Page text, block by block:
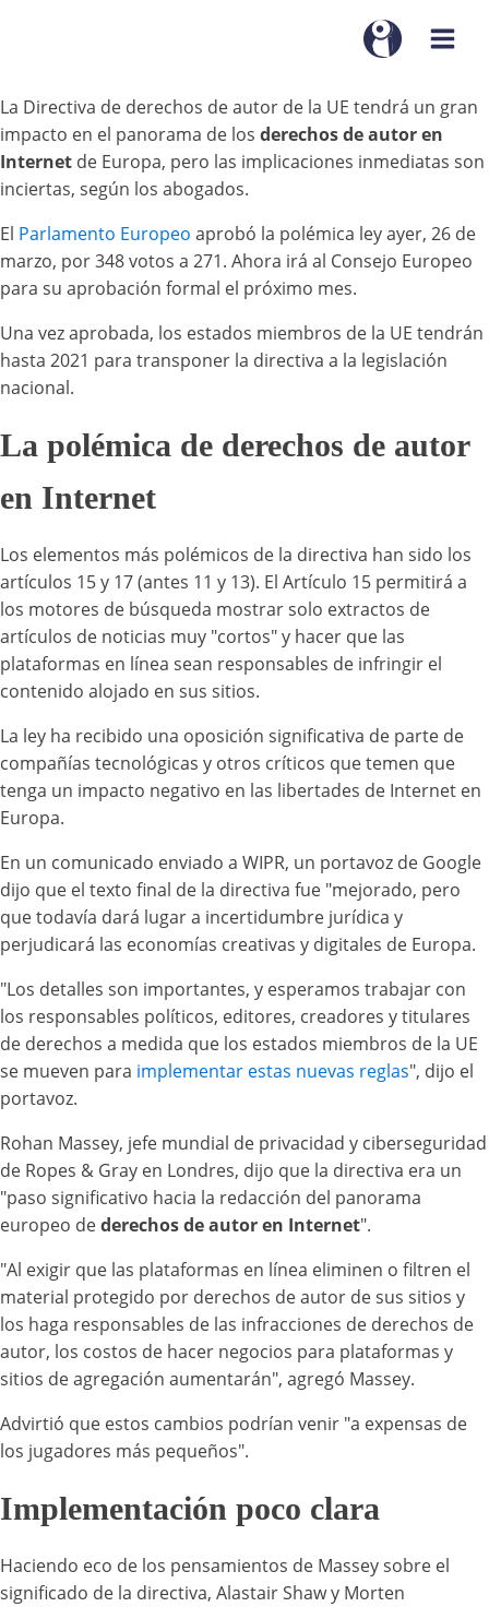
La Directiva de derechos de autor de la UE tendrá un gran
impacto en el panorama de los derechos de autor en
Internet de Europa, pero las implicaciones inmediatas son
inciertas, según los abogados.
El Parlamento Europeo aprobó la polémica ley ayer, 26 de
marzo, por 348 votos a 271. Ahora irá al Consejo Europeo
para su aprobación formal el próximo mes.
Una vez aprobada, los estados miembros de la UE tendrán
hasta 2021 para transponer la directiva a la legislación
nacional.
La polémica de derechos de autor
en Internet
Los elementos más polémicos de la directiva han sido los
artículos 15 y 17 (antes 11 y 13). El Artículo 15 permitirá a
los motores de búsqueda mostrar solo extractos de
artículos de noticias muy "cortos" y hacer que las
plataformas en línea sean responsables de infringir el
contenido alojado en sus sitios.
La ley ha recibido una oposición significativa de parte de
compañías tecnológicas y otros críticos que temen que
tenga un impacto negativo en las libertades de Internet en
Europa.
En un comunicado enviado a WIPR, un portavoz de Google
dijo que el texto final de la directiva fue "mejorado, pero
que todavía dará lugar a incertidumbre jurídica y
perjudicará las economías creativas y digitales de Europa.
"Los detalles son importantes, y esperamos trabajar con
los responsables políticos, editores, creadores y titulares
de derechos a medida que los estados miembros de la UE
se mueven para implementar estas nuevas reglas", dijo el
portavoz.
Rohan Massey, jefe mundial de privacidad y ciberseguridad
de Ropes & Gray en Londres, dijo que la directiva era un
"paso significativo hacia la redacción del panorama
europeo dederechos de autor en Internet".
"Al exigir que las plataformas en línea eliminen o filtren el
material protegido por derechos de autor de sus sitios y
los haga responsables de las infracciones de derechos de
autor, los costos de hacer negocios para plataformas y
sitios de agregación aumentarán", agregó Massey.
Advirtió que estos cambios podrían venir "a expensas de
los jugadores más pequeños".
Implementación poco clara
Haciendo eco de los pensamientos de Massey sobre el
significado de la directiva, Alastair Shaw y Morten